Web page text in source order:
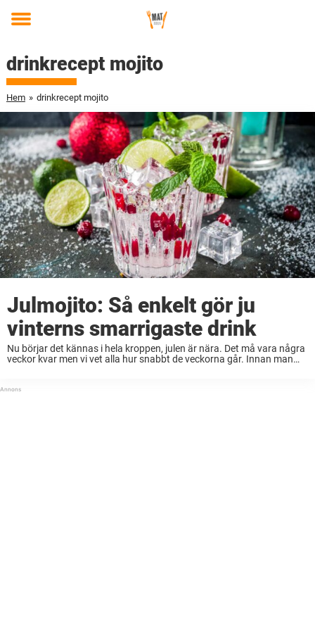
Toggle
drinkrecept mojito
Hem » drinkrecept mojito
Julmojito: Så enkelt gör ju
vinterns smarrigaste drink
Nu börjar det kännas i hela kroppen, julen är nära. Det må vara några
veckor kvar men vi vet alla hur snabbt de veckorna går. Innan man